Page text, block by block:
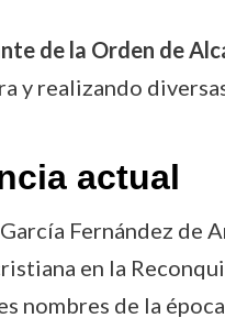
de la Orden de
y realizando
actual
Fernández de
en la
nombres de la